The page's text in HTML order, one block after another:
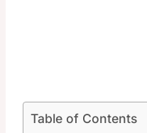
Table of Contents